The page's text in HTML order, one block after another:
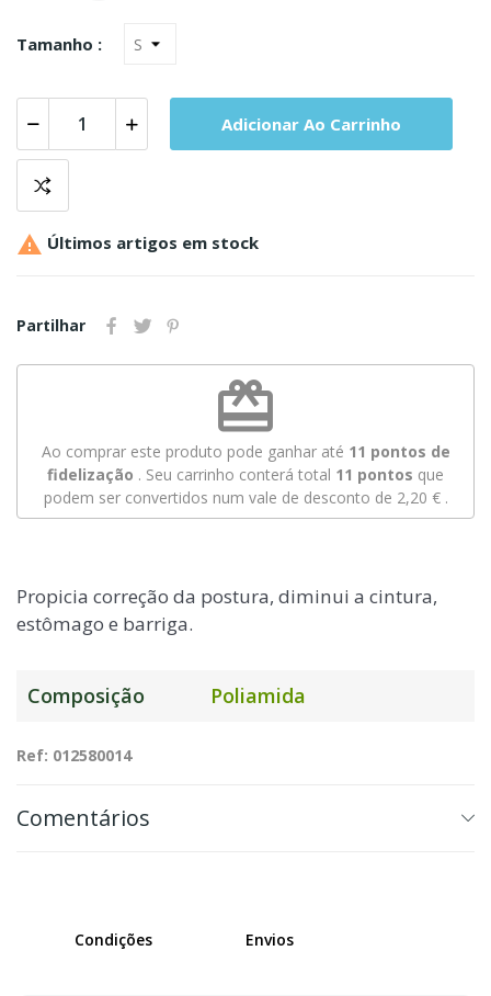
Tamanho :
Adicionar Ao Carrinho
 Últimos artigos em stock
Partilhar
redeem
Ao comprar este produto pode ganhar até 11 pontos de
fidelização . Seu carrinho conterá total 11 pontos que
podem ser convertidos num vale de desconto de 2,20 €.
Propicia correção da postura, diminui a cintura,
estômago e barriga.
Composição Poliamida
Ref: 012580014
Comentários
Condições Envios